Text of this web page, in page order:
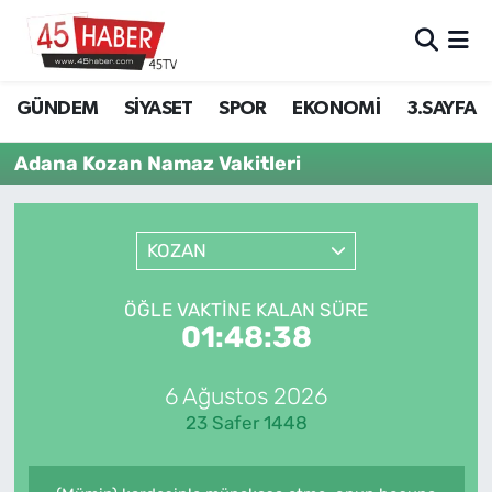
GÜNDEM SİYASET SPOR EKONOMİ 3.SAYFA
Adana Kozan Namaz Vakitleri
KOZAN
ÖĞLE VAKTINE KALAN SÜRE
01:48:38
6 Ağustos 2026
23 Safer 1448
SİYASET
3.SAYFA
Manisa Hava Durumu
Manisa Trafik Yoğunluk Haritası
Süper Lig Puan Durumu ve Fikstür
Son Dakika Haberleri